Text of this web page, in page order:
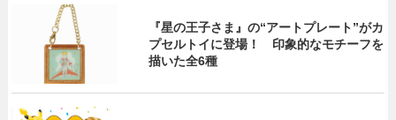
『星の王子さま』の“アートプレート”がカ
プセルトイに登場！ 印象的なモチーフを
描いた全6種